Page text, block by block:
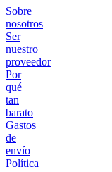
Sobre
nosotros
Ser
nuestro
proveedor
Por
qué
tan
barato
Gastos
de
envío
Política